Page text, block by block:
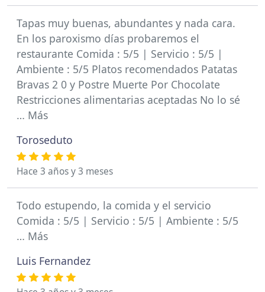
Tapas muy buenas, abundantes y nada cara.
En los paroxismo días probaremos el
restaurante Comida : 5/5 | Servicio : 5/5 |
Ambiente : 5/5 Platos recomendados Patatas
Bravas 2 0 y Postre Muerte Por Chocolate
Restricciones alimentarias aceptadas No lo sé
… Más
Toroseduto
Hace 3 años y 3 meses
Todo estupendo, la comida y el servicio
Comida : 5/5 | Servicio : 5/5 | Ambiente : 5/5
… Más
Luis Fernandez